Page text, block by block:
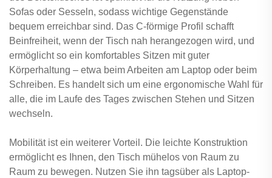
Sofas oder Sesseln, sodass wichtige Gegenstände
bequem erreichbar sind. Das C-förmige Profil schafft
Beinfreiheit, wenn der Tisch nah herangezogen wird, und
ermöglicht so ein komfortables Sitzen mit guter
Körperhaltung – etwa beim Arbeiten am Laptop oder beim
Schreiben. Es handelt sich um eine ergonomische Wahl für
alle, die im Laufe des Tages zwischen Stehen und Sitzen
wechseln.
Mobilität ist ein weiterer Vorteil. Die leichte Konstruktion
ermöglicht es Ihnen, den Tisch mühelos von Raum zu
Raum zu bewegen. Nutzen Sie ihn tagsüber als Laptop-